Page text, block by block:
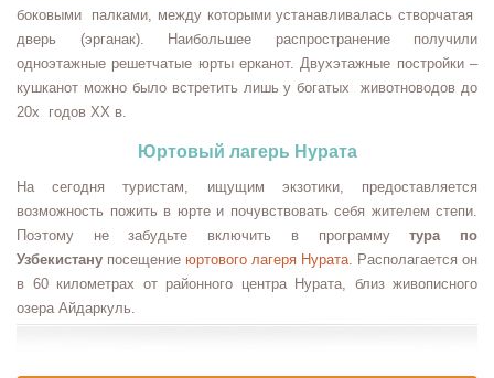
боковыми палками, между которыми устанавливалась створчатая
дверь (эрганак). Наибольшее распространение получили
одноэтажные решетчатые юрты ерканот. Двухэтажные постройки –
кушканот можно было встретить лишь у богатых животноводов до
20х годов ХХ в.
Юртовый лагерь Нурата
На сегодня туристам, ищущим экзотики, предоставляется
возможность пожить в юрте и почувствовать себя жителем степи.
Поэтому не забудьте включить в программутура по
Узбекистану посещение юртового лагеря Нурата . Располагается он
в 60 километрах от районного центра Нурата, близ живописного
озера Айдаркуль.